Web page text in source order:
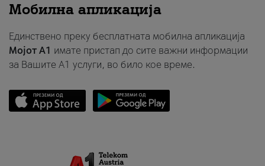
Мобилна апликација
Единствено преку бесплатната мобилна апликација
Мојот A1 имате пристап до сите важни информации
за Вашите A1 услуги, во било кое време.